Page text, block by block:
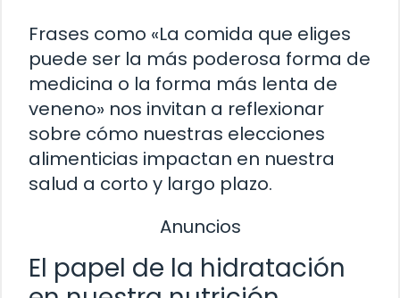
Frases como «La comida que eliges
puede ser la más poderosa forma de
medicina o la forma más lenta de
veneno» nos invitan a reflexionar
sobre cómo nuestras elecciones
alimenticias impactan en nuestra
salud a corto y largo plazo.
Anuncios
El papel de la hidratación